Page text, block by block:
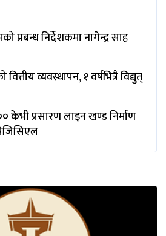
निर्देशकमा नागेन्द्र साह
व्यवस्थापन, १ वर्षभित्रै विद्युत्
प्रसारण लाइन खण्ड निर्माण